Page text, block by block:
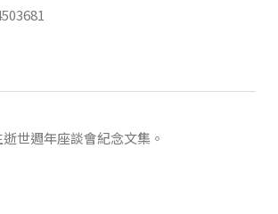
世週年座談會紀念文集。